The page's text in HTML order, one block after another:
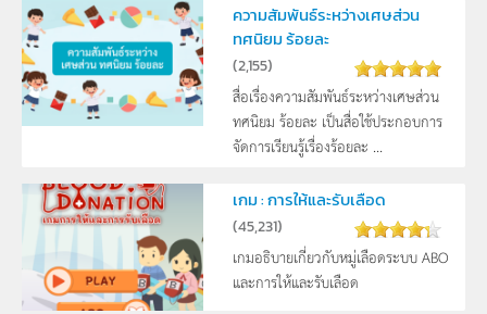
ความสัมพันธ์ระหว่างเศษส่วน
ทศนิยม ร้อยละ
(2,155)
สื่อเรื่องความสัมพันธ์ระหว่างเศษส่วน
ทศนิยม ร้อยละ เป็นสื่อใช้ประกอบการ
จัดการเรียนรู้เรื่องร้อยละ ...
เกม : การให้และรับเลือด
(45,231)
เกมอธิบายเกี่ยวกับหมู่เลือดระบบ ABO
และการให้และรับเลือด